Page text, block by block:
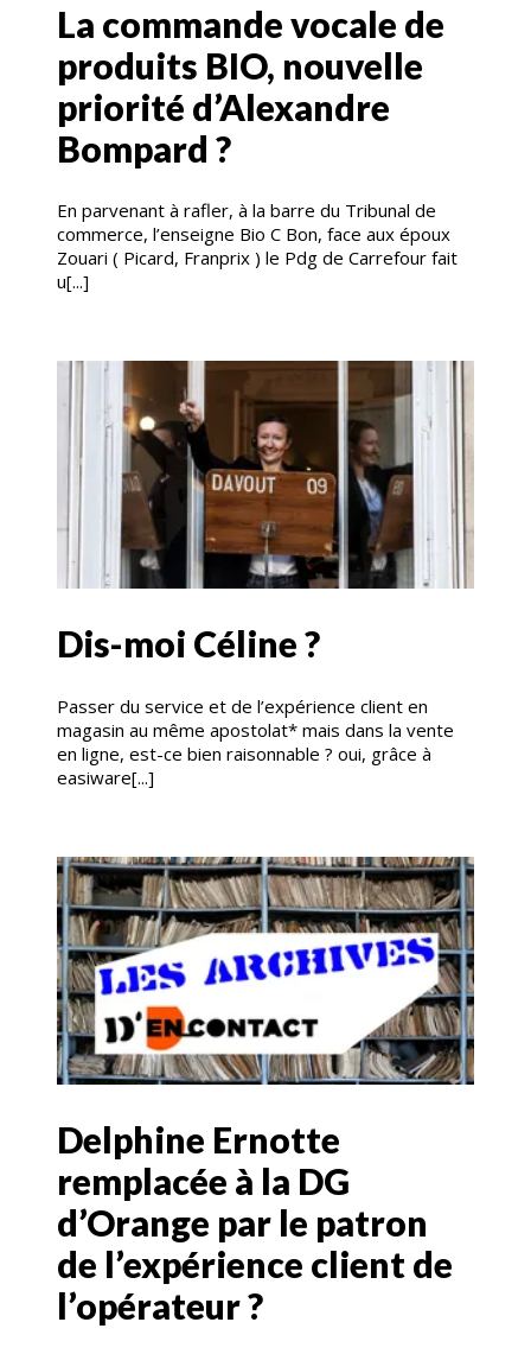
La commande vocale de
produits BIO, nouvelle
priorité d’Alexandre
Bompard ?
En parvenant à rafler, à la barre du Tribunal de
commerce, l’enseigne Bio C Bon, face aux époux
Zouari ( Picard, Franprix ) le Pdg de Carrefour fait
u[...]
Dis-moi Céline ?
Passer du service et de l’expérience client en
magasin au même apostolat* mais dans la vente
en ligne, est-ce bien raisonnable ? oui, grâce à
easiware[...]
Delphine Ernotte
remplacée à la DG
d’Orange par le patron
de l’expérience client de
l’opérateur ?